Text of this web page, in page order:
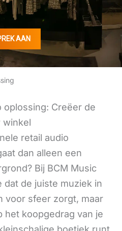
AAN
oplossing: Creëer de
winkel
retail audio
dan alleen een
Bij BCM Music
de juiste muziek in
voor sfeer zorgt, maar
het koopgedrag van je